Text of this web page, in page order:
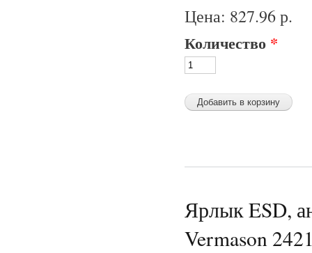
Цена: 827.96 р.
Количество *
Ярлык ESD,
Vermason